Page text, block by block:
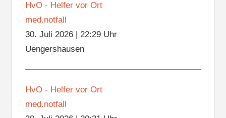
HvO - Helfer vor Ort
med.notfall
30. Juli 2026| 22:29 Uhr
Uengershausen
HvO - Helfer vor Ort
med.notfall